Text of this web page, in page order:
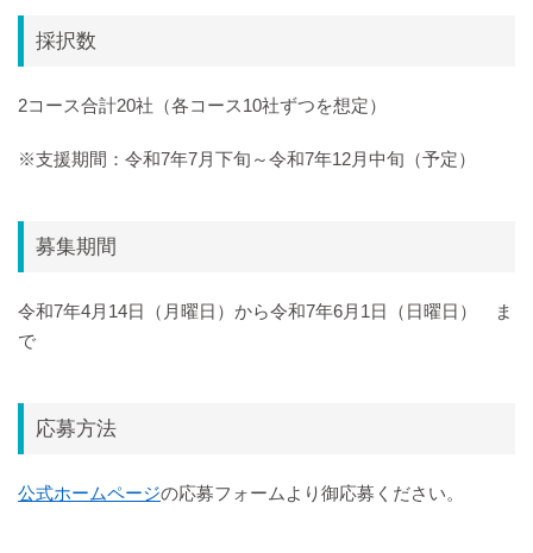
採択数
2コース合計20社（各コース10社ずつを想定）
※支援期間：令和7年7月下旬～令和7年12月中旬（予定）
募集期間
令和7年4月14日（月曜日）から令和7年6月1日（日曜日） ま
で
応募方法
公式ホームページの応募フォームより御応募ください。